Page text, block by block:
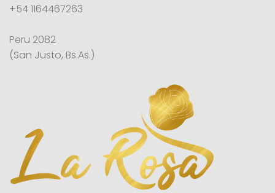
+54 1164467263
Peru 2082
(San Justo, Bs.As.)